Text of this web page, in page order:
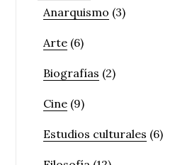
Anarquismo (3)
Arte (6)
Biografías (2)
Cine (9)
Estudios culturales (6)